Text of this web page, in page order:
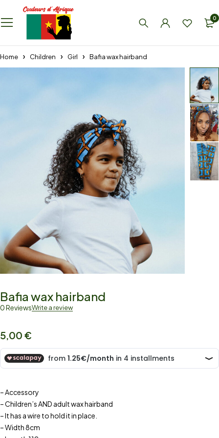
0
Home Children Girl Bafia wax hairband
Bafia wax hairband
0 ReviewsWrite a review
5,00 €
– Accessory
– Children’s AND adult wax hairband
– It has a wire to hold it in place.
– Width 8cm